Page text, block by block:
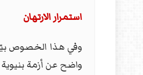
استمرار الارتهان
وفي هذا الخصوص بيّن
واضح عن أزمة